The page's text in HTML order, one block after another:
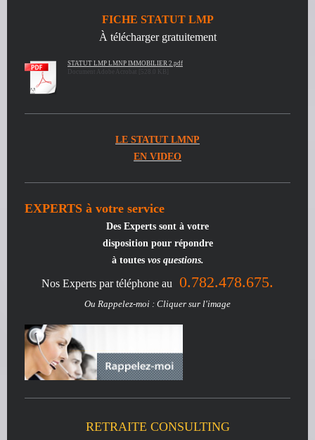
FICHE STATUT LMP
À télécharger gratuitement
STATUT LMP LMNP IMMOBILIER 2.pdf
Document Adobe Acrobat [528.0 KB]
LE STATUT LMNP
EN VIDEO
EXPERTS à votre service
Des Experts sont à votre
disposition pour répondre
à toutes vos questions.
Nos Experts par téléphone au 0.782.478.675.
Ou Rappelez-moi : Cliquer sur l'image
RETRAITE CONSULTING